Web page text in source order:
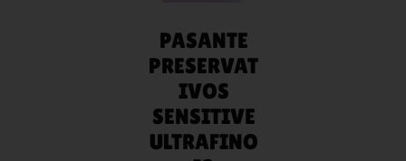
PASANTE
PRESERVAT
IVOS
SENSITIVE
ULTRAFINO